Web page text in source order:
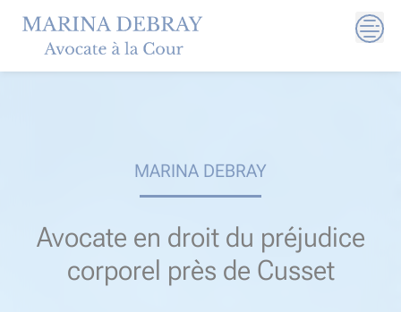
content
MARINA DEBRAY
Avocate en droit du préjudice
corporel près de Cusset